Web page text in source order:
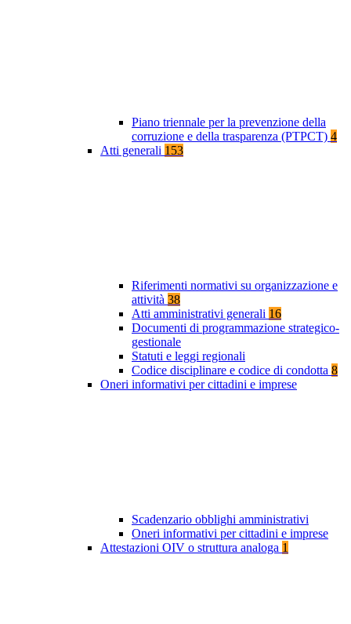
Piano triennale per la prevenzione della
corruzione e della trasparenza (PTPCT) 4
Atti generali 153
Riferimenti normativi su organizzazione e
attività 38
Atti amministrativi generali 16
Documenti di programmazione strategico-
gestionale
Statuti e leggi regionali
Codice disciplinare e codice di condotta 8
Oneri informativi per cittadini e imprese
Scadenzario obblighi amministrativi
Oneri informativi per cittadini e imprese
Attestazioni OIV o struttura analoga 1